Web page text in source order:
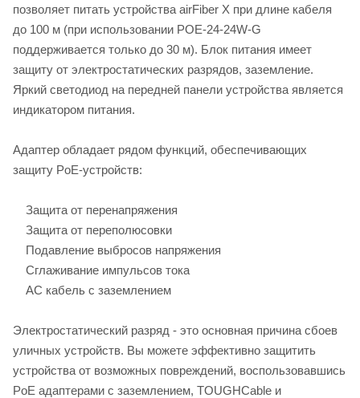
позволяет питать устройства airFiber X при длине кабеля
до 100 м (при использовании POE-24-24W-G
поддерживается только до 30 м). Блок питания имеет
защиту от электростатических разрядов, заземление.
Яркий светодиод на передней панели устройства является
индикатором питания.
Адаптер обладает рядом функций, обеспечивающих
защиту PoE-устройств:
Защита от перенапряжения
Защита от переполюсовки
Подавление выбросов напряжения
Сглаживание импульсов тока
AC кабель с заземлением
Электростатический разряд - это основная причина сбоев
уличных устройств. Вы можете эффективно защитить
устройства от возможных повреждений, воспользовавшись
PoE адаптерами с заземлением, TOUGHCable и